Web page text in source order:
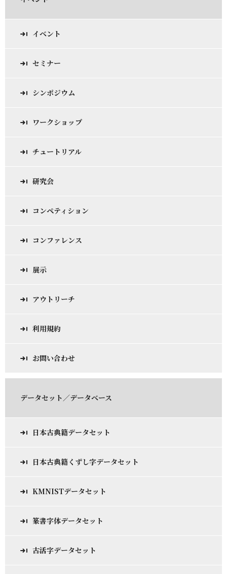
イベント
セミナー
シンポジウム
ワークショップ
チュートリアル
研究会
コンペティション
コンファレンス
展示
アウトリーチ
利用規約
お問い合わせ
データセット／データベース
日本古典籍データセット
日本古典籍くずし字データセット
KMNISTデータセット
篆書字体データセット
古活字データセット